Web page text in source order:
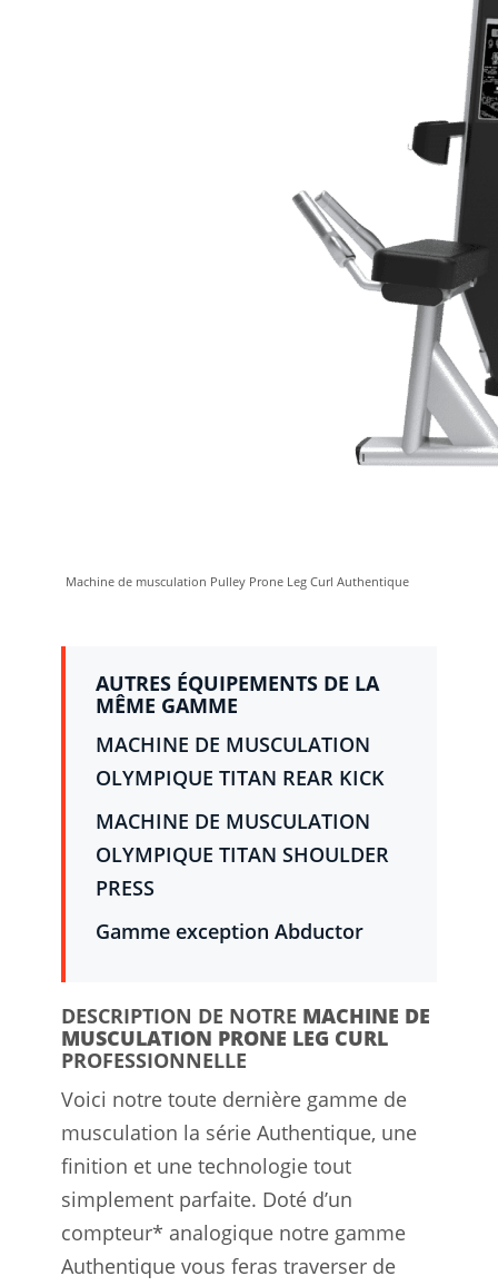
Machine de musculation Pulley Prone Leg Curl Authentique
AUTRES ÉQUIPEMENTS DE LA
MÊME GAMME
MACHINE DE MUSCULATION
OLYMPIQUE TITAN REAR KICK
MACHINE DE MUSCULATION
OLYMPIQUE TITAN SHOULDER
PRESS
Gamme exception Abductor
DESCRIPTION DE NOTRE MACHINE DE
MUSCULATION PRONE LEG CURL
PROFESSIONNELLE
Voici notre toute dernière gamme de
musculation la série Authentique, une
finition et une technologie tout
simplement parfaite. Doté d’un
compteur* analogique notre gamme
Authentique vous feras traverser de